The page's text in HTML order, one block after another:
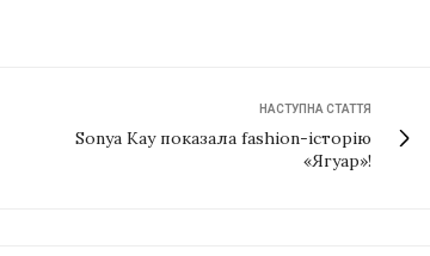
НАСТУПНА СТАТТЯ
Sonya Kay показала fashion-історію
«Ягуар»!